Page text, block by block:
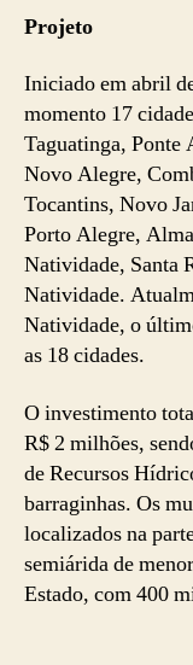
Projeto
Iniciado em abril
momento 17
Taguatinga, Ponte
Novo Alegre,
Tocantins, Novo
Porto Alegre,
Natividade, Santa
Natividade.
Natividade, o
as 18 cidades.
O investimento
R$ 2 milhões,
de Recursos
barraginhas. Os
localizados na
semiárida de
Estado, com 400